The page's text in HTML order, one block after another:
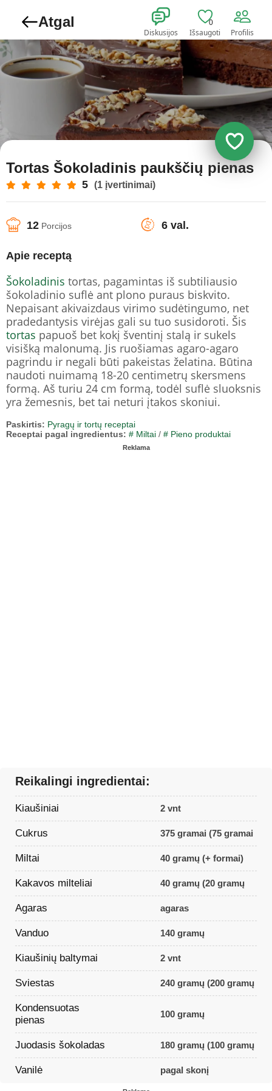
Atgal
Diskusijos
0
Išsaugoti Profilis
Tortas Šokoladinis paukščių pienas
5 (1 įvertinimai)
12 Porcijos 6 val.
Apie receptą
Šokoladinis tortas, pagamintas iš subtiliausio
šokoladinio suflė ant plono puraus biskvito.
Nepaisant akivaizdaus virimo sudėtingumo, net
pradedantysis virėjas gali su tuo susidoroti. Šis
tortas papuoš bet kokį šventinį stalą ir sukels
visišką malonumą. Jis ruošiamas agaro-agaro
pagrindu ir negali būti pakeistas želatina. Būtina
naudoti nuimamą 18-20 centimetrų skersmens
formą. Aš turiu 24 cm formą, todėl suflė sluoksnis
yra žemesnis, bet tai neturi įtakos skoniui.
Paskirtis: Pyragų ir tortų receptai
Receptai pagal ingredientus: # Miltai / # Pieno produktai
Reklama
Reikalingi ingredientai:
Kiaušiniai 2 vnt
Cukrus 375 gramai (75 gramai
Miltai 40 gramų (+ formai)
Kakavos milteliai 40 gramų (20 gramų
Agaras agaras
Vanduo 140 gramų
Kiaušinių baltymai 2 vnt
Sviestas 240 gramų (200 gramų
Kondensuotas
pienas
100 gramų
Juodasis šokoladas 180 gramų (100 gramų
Vanilė pagal skonį